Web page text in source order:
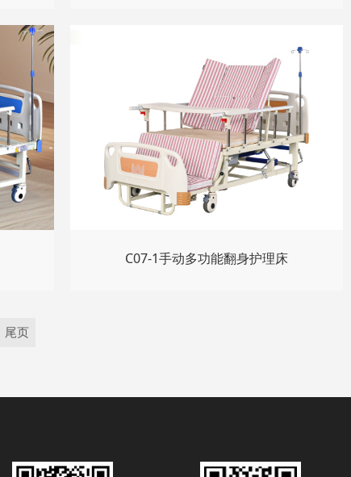
C07-1手动多功能翻身护理床
尾页